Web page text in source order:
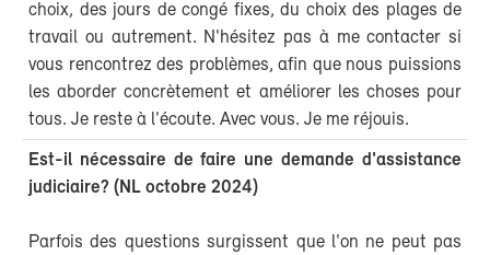
choix, des jours de congé fixes, du choix des plages de
travail ou autrement. N'hésitez pas à me contacter si
vous rencontrez des problèmes, afin que nous puissions
les aborder concrètement et améliorer les choses pour
tous. Je reste à l'écoute. Avec vous. Je me réjouis.
Est-il nécessaire de faire une demande d'assistance
judiciaire? (NL octobre 2024)
Parfois des questions surgissent que l'on ne peut pas